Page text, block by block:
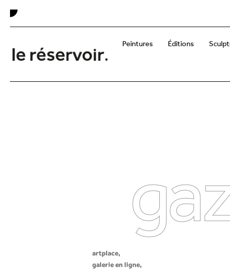
Peintures Éditions
artplace,
galerie en ligne,